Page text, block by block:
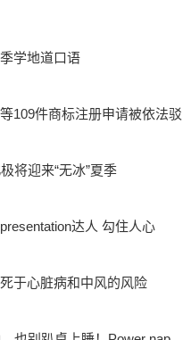
学地道口语
等109件商标注册申请被依法驳
将迎来“无冰”夏季
达人 勾住人心
于心脏病和中风的风险